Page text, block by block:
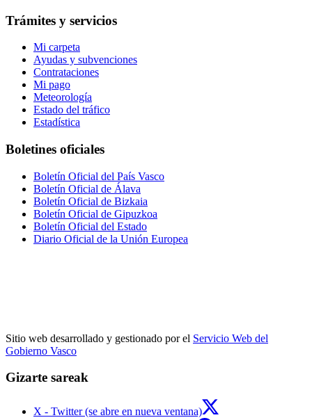
Trámites y servicios
Mi carpeta
Ayudas y subvenciones
Contrataciones
Mi pago
Meteorología
Estado del tráfico
Estadística
Boletines oficiales
Boletín Oficial del País Vasco
Boletín Oficial de Álava
Boletín Oficial de Bizkaia
Boletín Oficial de Gipuzkoa
Boletín Oficial del Estado
Diario Oficial de la Unión Europea
Sitio web desarrollado y gestionado por el Servicio Web del
Gobierno Vasco
Gizarte sareak
X - Twitter (se abre en nueva ventana)